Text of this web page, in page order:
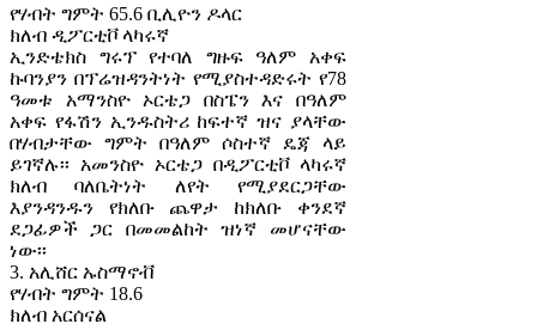
የሃብት ግምት 65.6 ቢሊዮን ዶላር
ክለብ ዲፖርቲቮ ላካሩኛ
ኢንድቴክስ ግሩፕ የተባለ ግዙፍ ዓለም አቀፍ
ኩባንያን በፕሬዝዳንትነት የሚያስተዳድሩት የ78
ዓመቱ አማንስዮ ኦርቴጋ በስፔን እና በዓለም
አቀፍ የፋሽን ኢንዱስትሪ ከፍተኛ ዝና ያላቸው
በሃብታቸው ግምት በዓለም ሶስተኛ ዴጃ ላይ
ይገኛሉ፡፡ አመንስዮ ኦርቴጋ በዲፖርቲቮ ላካሩኛ
ክለብ ባለቤትነት ለየት የሚያደርጋቸው
እያንዳንዱን የክለቡ ጨዋታ ከክለቡ ቀንደኛ
ደጋፊዎች ጋር በመመልከት ዝነኛ መሆናቸው
ነው፡፡
3. አሊሸር ኡስማኖቭ
የሃብት ግምት 18.6
ክለብ አርሰናል